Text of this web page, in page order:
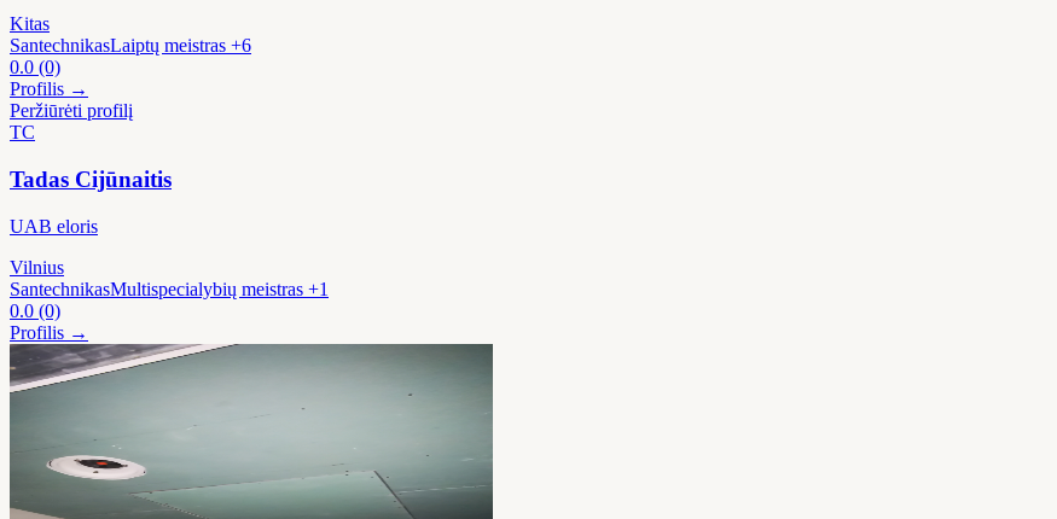
Kitas
SantechnikasLaiptų meistras +6
0.0 (0)
Profilis →
Peržiūrėti profilį
TC
Tadas Cijūnaitis
UAB eloris
Vilnius
SantechnikasMultispecialybių meistras +1
0.0 (0)
Profilis →